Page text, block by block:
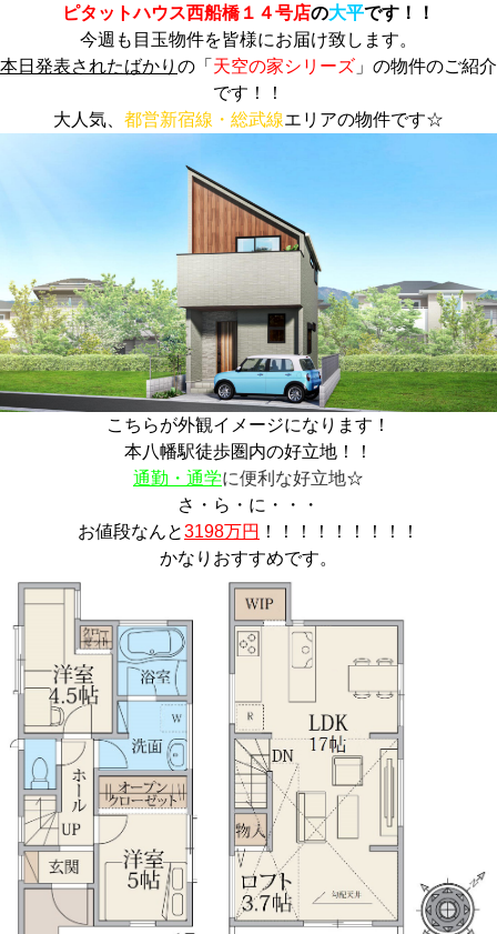
ピタットハウス西船橋１４号店の大平です！！
今週も目玉物件を皆様にお届け致します。
本日発表されたばかり の「 天空の家シリーズ 」の物件のご紹介
です！！
大人気、 都営新宿線・総武線エリアの物件です☆
こちらが外観イメージになります！
本八幡駅徒歩圏内の好立地！！
通勤・通学に便利な好立地☆
さ・ら・に・・・
お値段なんと3198万円 ！！！！！！！！！
かなりおすすめです。